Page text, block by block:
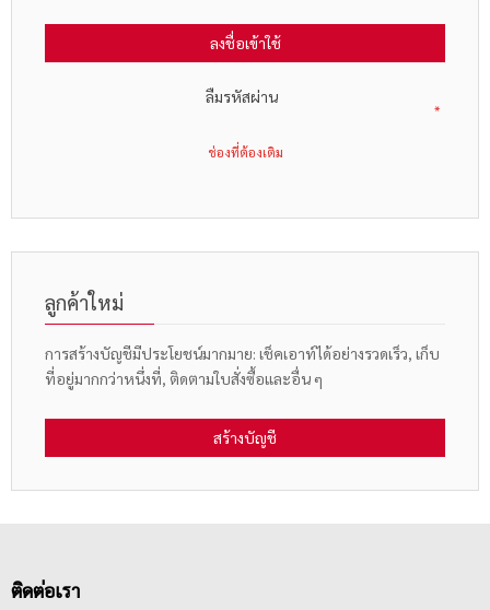
ลงชื่อเข้าใช้
ลืมรหัสผ่าน
ลูกค้าใหม่
การสร้างบัญชีมีประโยชน์มากมาย: เช็คเอาท์ได้อย่างรวดเร็ว, เก็บ
ที่อยู่มากกว่าหนึ่งที่, ติดตามใบสั่งซื้อและอื่น ๆ
สร้างบัญชี
ติดต่อเรา